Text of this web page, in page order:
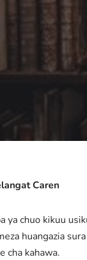
Caren
ya chuo kikuu
huangazia
cha kahawa.